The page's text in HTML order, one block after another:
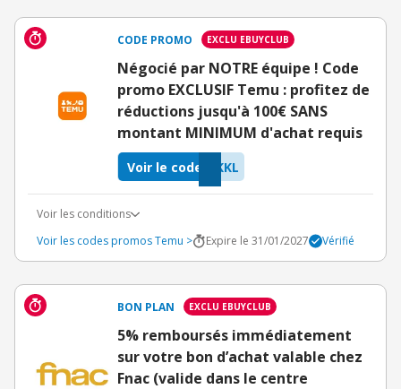
CODE PROMO EXCLU EBUYCLUB
Négocié par NOTRE équipe ! Code
promo EXCLUSIF Temu : profitez de
réductions jusqu'à 100€ SANS
montant MINIMUM d'achat requis
KKL
Voir le code
Voir les conditions
Voir les codes promos Temu >
Expire le 31/01/2027 Vérifié
BON PLAN EXCLU EBUYCLUB
5% remboursés immédiatement
sur votre bon d’achat valable chez
Fnac (valide dans le centre